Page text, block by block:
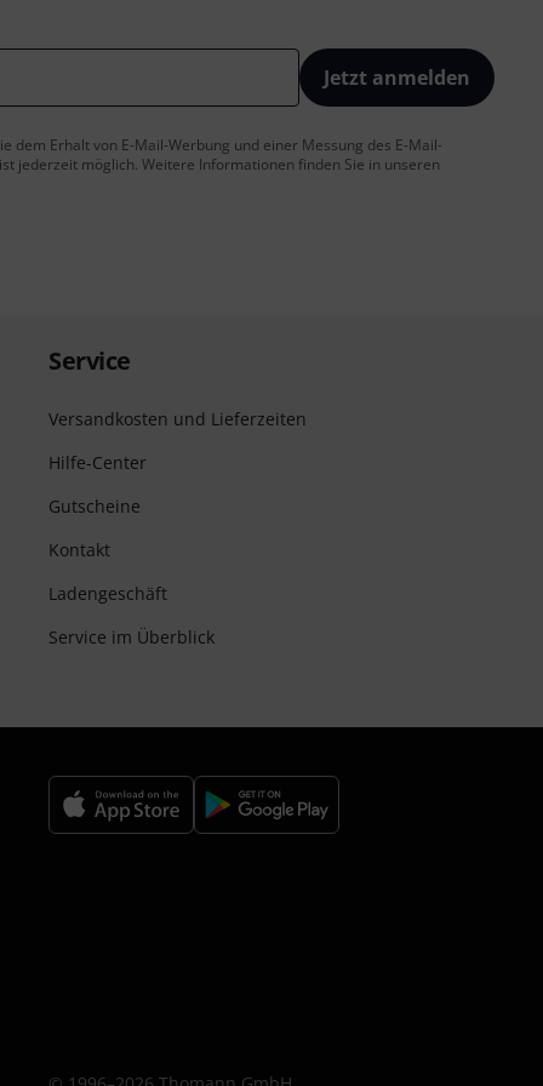
Jetzt anmelden
dem Erhalt von E-Mail-Werbung und einer Messung des E-Mail-
jederzeit möglich. Weitere Informationen finden Sie in unseren
Service
Versandkosten und Lieferzeiten
Hilfe-Center
Gutscheine
Kontakt
Ladengeschäft
Service im Überblick